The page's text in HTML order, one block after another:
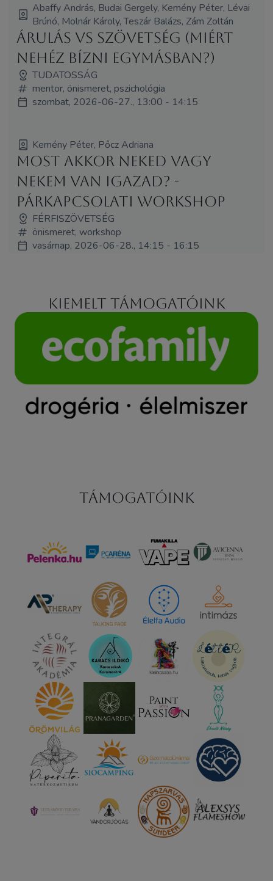
Abaffy András, Budai Gergely, Kemény Péter, Lévai
Brúnó, Molnár Károly, Teszár Balázs, Zám Zoltán
Árulás vs Szövetség (Miért
nehéz bízni egymásban?)
TUDATOSSÁG
mentor, önismeret, pszichológia
szombat, 2026-06-27., 13:00 - 14:15
Kemény Péter, Pőcz Adriana
Most akkor neked vagy
nekem van igazad? -
Párkapcsolati workshop
FÉRFISZÖVETSÉG
önismeret, workshop
vasárnap, 2026-06-28., 14:15 - 16:15
Kiemelt támogatóink
Támogatóink